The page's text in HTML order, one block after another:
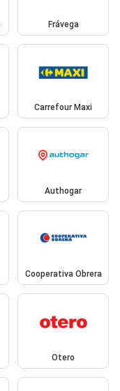
Frávega
Carrefour Maxi
Authogar
Cooperativa Obrera
Otero